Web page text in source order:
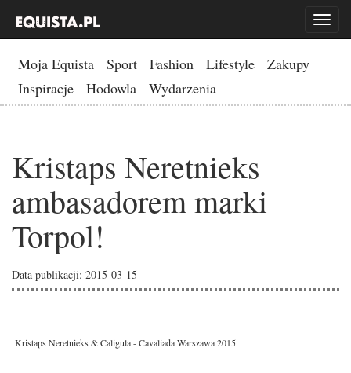
Toggle
Moja Equista Sport Fashion Lifestyle
Zakupy
Inspiracje
Hodowla Wydarzenia
Kristaps Neretnieks
ambasadorem marki
Torpol!
Data publikacji: 2015-03-15
Kristaps Neretnieks & Caligula - Cavaliada Warszawa 2015